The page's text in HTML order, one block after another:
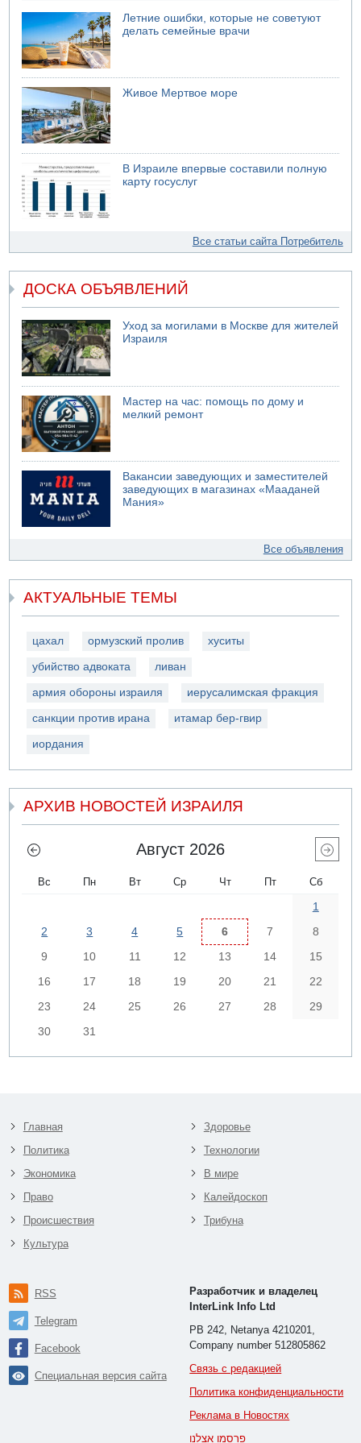
Летние ошибки, которые не советуют
делать семейные врачи
Живое Мертвое море
В Израиле впервые составили полную
карту госуслуг
Все статьи сайта Потребитель
ДОСКА ОБЪЯВЛЕНИЙ
Уход за могилами в Москве для жителей
Израиля
Мастер на час: помощь по дому и
мелкий ремонт
Вакансии заведующих и заместителей
заведующих в магазинах «Мааданей
Мания»
Все объявления
АКТУАЛЬНЫЕ ТЕМЫ
цахал ормузский пролив хуситы
убийство адвоката ливан
армия обороны израиля иерусалимская фракция
санкции против ирана итамар бер-гвир
иордания
АРХИВ НОВОСТЕЙ ИЗРАИЛЯ
Август 2026
Вс Пн Вт Ср Чт Пт Сб
1
2
3 4 5 6 7
8
9
10 11 12 13 14
15
16
17 18 19 20 21
22
23
24 25 26 27 28
29
30
31
Главная
Политика
Экономика
Право
Происшествия
Культура
Здоровье
Технологии
В мире
Калейдоскоп
Трибуна
RSS
Telegram
Facebook
Специальная версия сайта
Разработчик и владелец
InterLink Info Ltd
PB 242, Netanya 4210201,
Company number 512805862
Связь с редакцией
Политика конфиденциальности
Реклама в Новостях
פרסמו אצלנו